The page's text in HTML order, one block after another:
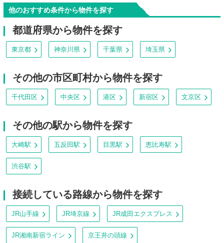
他のおすすめ条件から物件を探す
都道府県から物件を探す
東京都 神奈川県 千葉県 埼玉県
その他の市区町村から物件を探す
千代田区 中央区 港区 新宿区 文京区
その他の駅から物件を探す
大崎駅 五反田駅 目黒駅 恵比寿駅
渋谷駅
接続している路線から物件を探す
JR山手線 JR埼京線 JR成田エクスプレス
JR湘南新宿ライン 京王井の頭線